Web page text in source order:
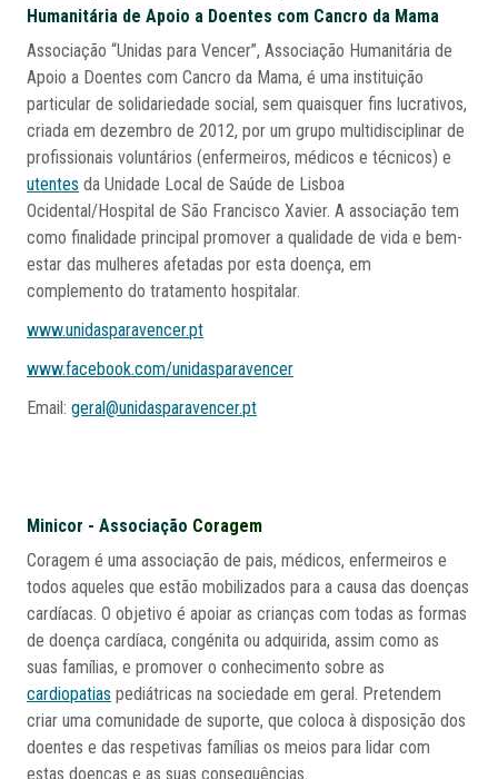
Humanitária de Apoio a Doentes com Cancro da Mama
Associação “Unidas para Vencer”, Associação Humanitária de
Apoio a Doentes com Cancro da Mama, é uma instituição
particular de solidariedade social, sem quaisquer fins lucrativos,
criada em dezembro de 2012, por um grupo multidisciplinar de
profissionais voluntários (enfermeiros, médicos e técnicos) e
utentes da Unidade Local de Saúde de Lisboa
Ocidental/Hospital de São Francisco Xavier. A associação tem
como finalidade principal promover a qualidade de vida e bem-
estar das mulheres afetadas por esta doença, em
complemento do tratamento hospitalar.
www.unidasparavencer.pt
www.facebook.com/unidasparavencer
Email:geral@unidasparavencer.pt
Minicor - Associação Coragem
Coragem é uma associação de pais, médicos, enfermeiros e
todos aqueles que estão mobilizados para a causa das doenças
cardíacas. O objetivo é apoiar as crianças com todas as formas
de doença cardíaca, congénita ou adquirida, assim como as
suas famílias, e promover o conhecimento sobre as
cardiopatias pediátricas na sociedade em geral. Pretendem
criar uma comunidade de suporte, que coloca à disposição dos
doentes e das respetivas famílias os meios para lidar com
estas doenças e as suas consequências.